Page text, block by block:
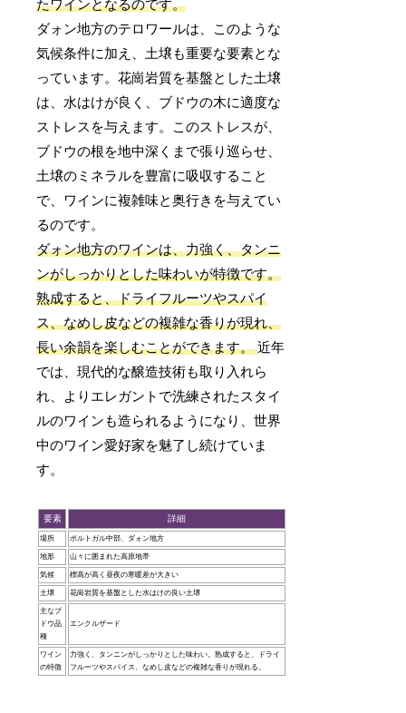
たワインとなるのです。
ダォン地方のテロワールは、このような
気候条件に加え、土壌も重要な要素とな
っています。花崗岩質を基盤とした土壌
は、水はけが良く、ブドウの木に適度な
ストレスを与えます。このストレスが、
ブドウの根を地中深くまで張り巡らせ、
土壌のミネラルを豊富に吸収すること
で、ワインに複雑味と奥行きを与えてい
るのです。
ダォン地方のワインは、力強く、タンニ
ンがしっかりとした味わいが特徴です。
熟成すると、ドライフルーツやスパイ
ス、なめし皮などの複雑な香りが現れ、
長い余韻を楽しむことができます。近年
では、現代的な醸造技術も取り入れら
れ、よりエレガントで洗練されたスタイ
ルのワインも造られるようになり、世界
中のワイン愛好家を魅了し続けていま
す。
要素 詳細
場所 ポルトガル中部、ダォン地方
地形 山々に囲まれた高原地帯
気候 標高が高く昼夜の寒暖差が大きい
土壌 花崗岩質を基盤とした水はけの良い土壌
主なブ
ドウ品
種
エンクルザード
ワイン
の特徴
力強く、タンニンがしっかりとした味わい。熟成すると、ドライ
フルーツやスパイス、なめし皮などの複雑な香りが現れる。